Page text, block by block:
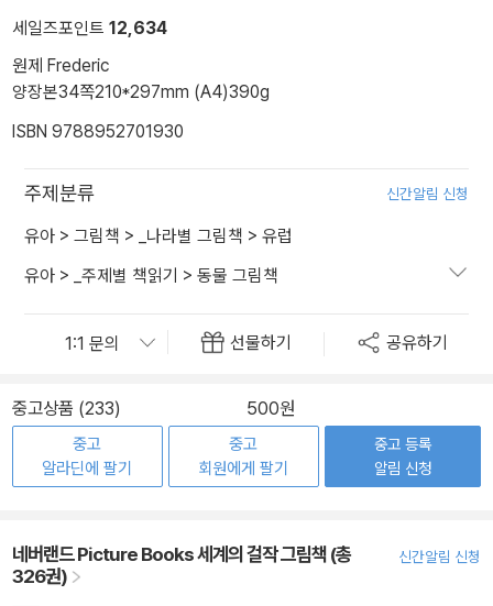
세일즈포인트 12,634
원제 Frederic
양장본34쪽210*297mm (A4)390g
ISBN 9788952701930
주제분류 신간알림 신청
유아 > 그림책 > _나라별 그림책 > 유럽
유아 > _주제별 책읽기 > 동물 그림책
선물하기 공유하기
중고상품 (233) 500원
중고
알라딘에 팔기
중고
회원에게 팔기
중고 등록
알림 신청
네버랜드 Picture Books 세계의 걸작 그림책 (총
326권)
신간알림 신청